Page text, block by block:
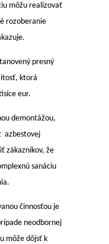
môžu realizovať
rozoberanie
presný
ktorá
eur.
demontážou,
azbestovej
zákazníkov, že
sanáciu
činnosťou je
neodbornej
môže dôjsť k